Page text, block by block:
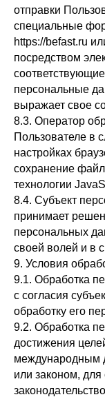
отправки
специальные
https://befast.ru
посредством
персональные
выражает свое
8.3. Оператор
Пользователе в
настройках
сохранение
технологии
8.4. Субъект
принимает
персональных
своей волей и в
9. Условия
9.1. Обработка
с согласия
обработку его
9.2. Обработка
достижения
международным
или законом,